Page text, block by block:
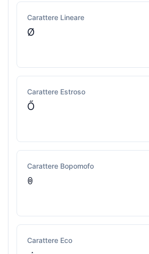
Carattere Lineare
Ø
Carattere Estroso
Ő
Carattere Bopomofo
ꉻ
Carattere Eco